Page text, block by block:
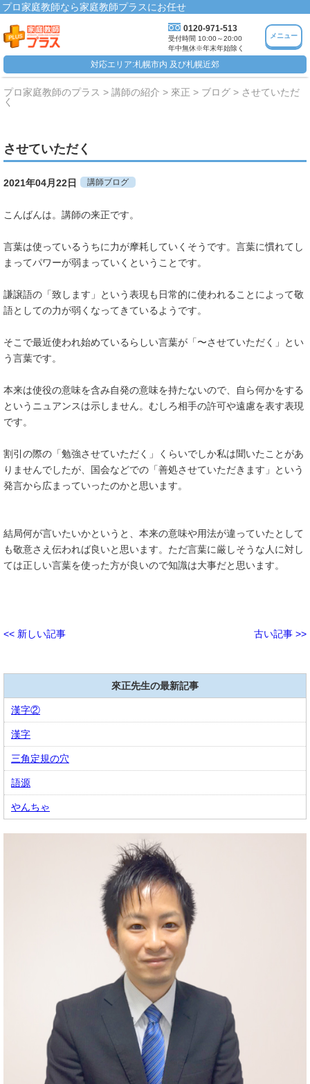
プロ家庭教師なら家庭教師プラスにお任せ
0120-971-513
受付時間 10:00～20:00
年中無休※年末年始除く
メニュー
対応エリア:札幌市内 及び札幌近郊
プロ家庭教師のプラス 講師の紹介 來正 ブログ
させていただ
く
させていただく
2021年04月22日 講師ブログ
こんばんは。講師の来正です。
言葉は使っているうちに力が摩耗していくそうです。言葉に慣れてし
まってパワーが弱まっていくということです。
謙譲語の「致します」という表現も日常的に使われることによって敬
語としての力が弱くなってきているようです。
そこで最近使われ始めているらしい言葉が「〜させていただく」とい
う言葉です。
本来は使役の意味を含み自発の意味を持たないので、自ら何かをする
というニュアンスは示しません。むしろ相手の許可や遠慮を表す表現
です。
割引の際の「勉強させていただく」くらいでしか私は聞いたことがあ
りませんでしたが、国会などでの「善処させていただきます」という
発言から広まっていったのかと思います。
結局何が言いたいかというと、本来の意味や用法が違っていたとして
も敬意さえ伝われば良いと思います。ただ言葉に厳しそうな人に対し
ては正しい言葉を使った方が良いので知識は大事だと思います。
古い記事 >>
<< 新しい記事
來正先生の最新記事
漢字②
漢字
三角定規の穴
語源
やんちゃ